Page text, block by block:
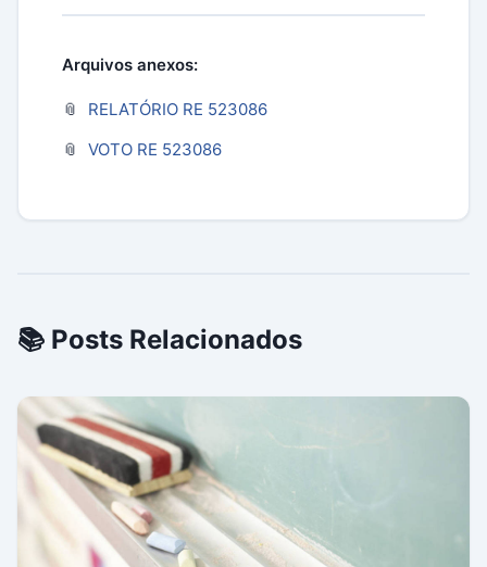
Arquivos anexos:
RELATÓRIO RE 523086
VOTO RE 523086
📚 Posts Relacionados